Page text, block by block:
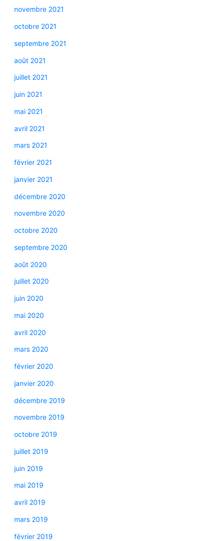
novembre 2021
octobre 2021
septembre 2021
août 2021
juillet 2021
juin 2021
mai 2021
avril 2021
mars 2021
février 2021
janvier 2021
décembre 2020
novembre 2020
octobre 2020
septembre 2020
août 2020
juillet 2020
juin 2020
mai 2020
avril 2020
mars 2020
février 2020
janvier 2020
décembre 2019
novembre 2019
octobre 2019
juillet 2019
juin 2019
mai 2019
avril 2019
mars 2019
février 2019